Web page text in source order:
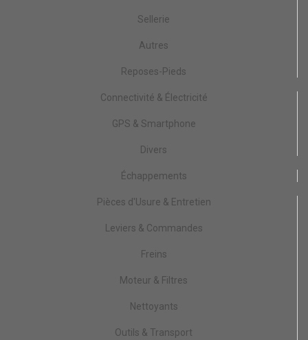
Sellerie
Autres
Reposes-Pieds
Connectivité & Électricité
GPS & Smartphone
Divers
Échappements
Pièces d'Usure & Entretien
Leviers & Commandes
Freins
Moteur & Filtres
Nettoyants
Outils & Transport